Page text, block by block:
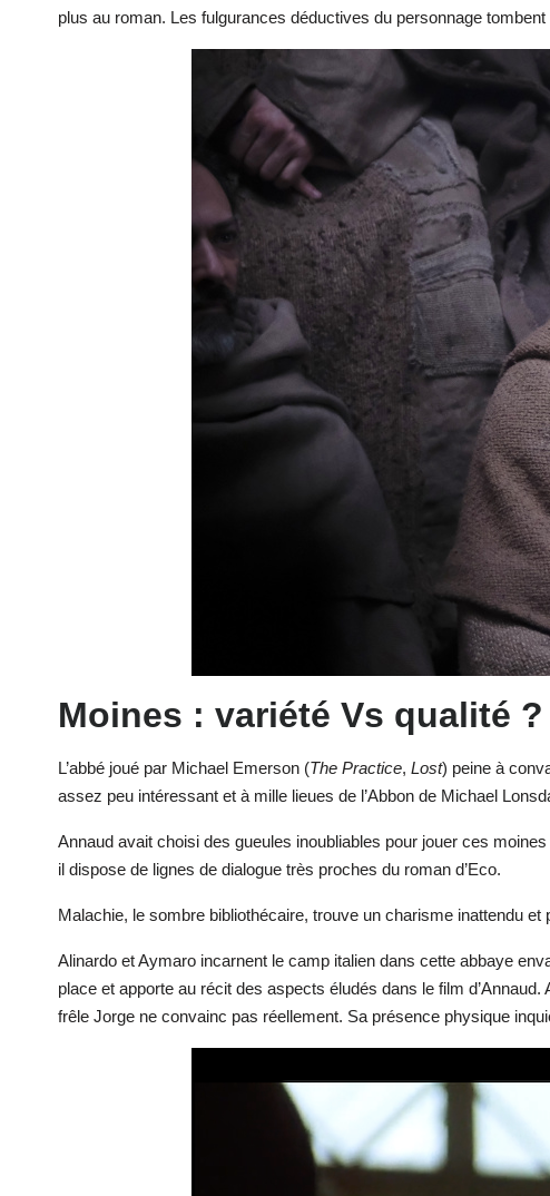
plus au roman. Les fulgurances déductives du personnage
Moines : variété Vs qualité ?
L’abbé joué par Michael Emerson (The Practice, Lost) peine à
assez peu intéressant et à mille lieues de l’Abbon de Michael
Annaud avait choisi des gueules inoubliables pour jouer ces
il dispose de lignes de dialogue très proches du roman d’Eco.
Malachie, le sombre bibliothécaire, trouve un charisme inattendu
Alinardo et Aymaro incarnent le camp italien dans cette abbaye
place et apporte au récit des aspects éludés dans le film
frêle Jorge ne convainc pas réellement. Sa présence physique